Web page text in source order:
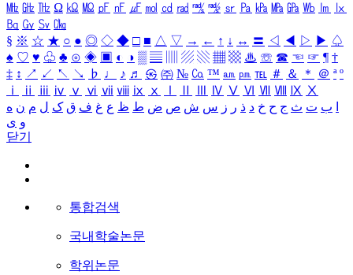
㎒ ㎓ ㎔ Ω ㏀ ㏁ ㎊ ㎋ ㎌ ㏖ ㏅ ㎭ ㎮ ㎯ ㏛ ㎩ ㎪ ㎫ ㎬ ㏝ ㏐
㏓
㏃ ㏉ ㏜ ㏆
§ ※ ☆ ★ ○ ● ◎ ◇ ◆ □ ■ △ ▽ → ← ↑ ↓ ↔ 〓 ◁ ◀ ▷ ▶ ♤
♠ ♡ ♥ ♧ ♣ ⊙ ◈ ▣ ◐ ◑ ▒ ▤ ▨ ▧ ▦ ▩ ♨ ☏ ☎ ☜ ☞ ¶ †
‡ ↕ ↗ ↙ ↖ ↘ ♭ ♩ ♪ ♬ ㉿ ㈜ № ㏇ ™ ㏂ ㏘ ℡ ＃ ＆ ＊ ＠ ª º
ⅰ
ⅱ ⅲ ⅳ ⅴ ⅵ ⅶ ⅷ ⅸ ⅹ Ⅳ Ⅴ Ⅵ Ⅶ Ⅷ Ⅸ Ⅹ
ب ت ث ج ح خ د ذ ر ز س ش ص ض ط ظ ع غ ف ق ک ل م ن ه
و ی
닫기
통합검색
국내학술논문
학위논문